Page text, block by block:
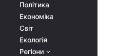
Політика
Економіка
Світ
Екологія
Регіони